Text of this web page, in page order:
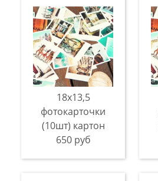
18х13,5
фотокарточки
(10шт) картон
650 руб